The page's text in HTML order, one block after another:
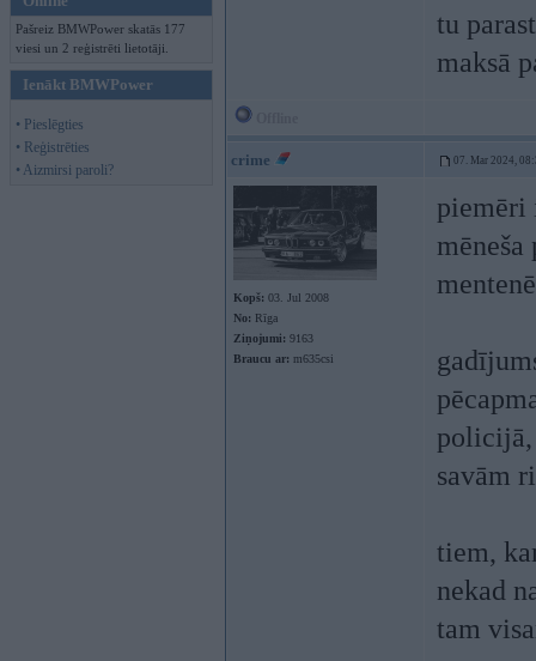
Pašreiz BMWPower skatās 177
viesi un 2 reģistrēti lietotāji.
Ienākt BMWPower
• Pieslēgties
• Reģistrēties
• Aizmirsi paroli?
tu
maksā
crime 07. Mar 2024,
Kopš: 03. Jul 2008
No: Rīga
Ziņojumi: 9163
Braucu ar: m635csi
piemēri
policijā,
savām
tiem,
nekad
tam